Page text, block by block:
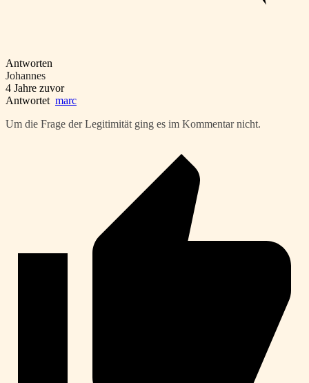
Antworten
Johannes
4 Jahre zuvor
Antwortet marc
Um die Frage der Legitimität ging es im Kommentar nicht.